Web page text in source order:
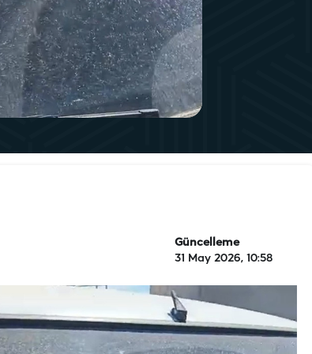
Güncelleme
31 May 2026, 10:58